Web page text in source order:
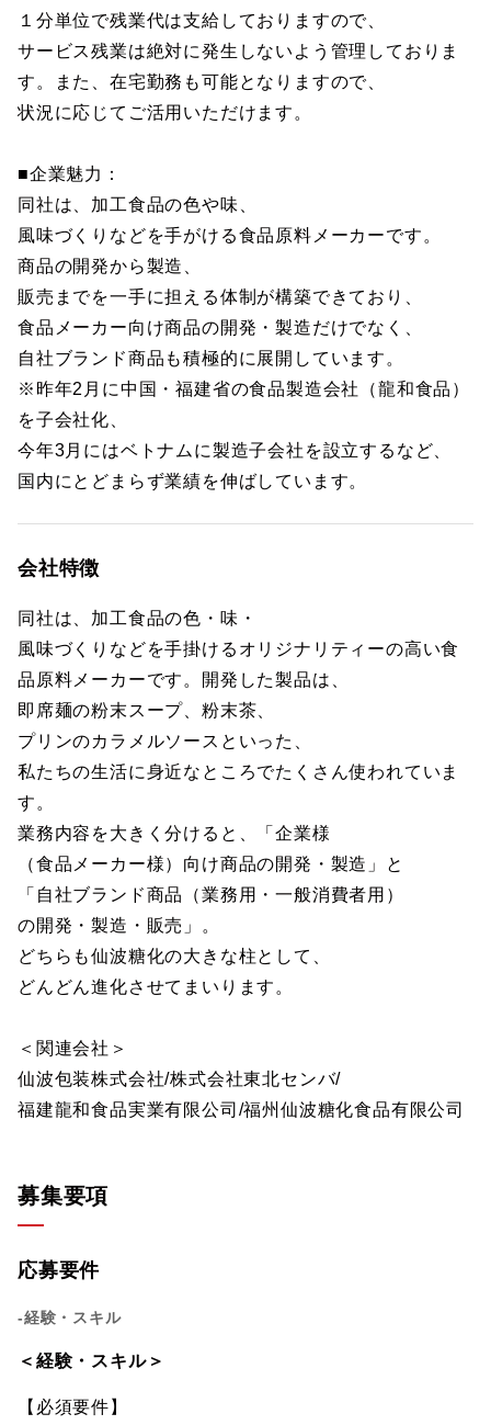
１分単位で残業代は支給しておりますので、
サービス残業は絶対に発生しないよう管理しておりま
す。また、在宅勤務も可能となりますので、
状況に応じてご活用いただけます。
■企業魅力：
同社は、加工食品の色や味、
風味づくりなどを手がける食品原料メーカーです。
商品の開発から製造、
販売までを一手に担える体制が構築できており、
食品メーカー向け商品の開発・製造だけでなく、
自社ブランド商品も積極的に展開しています。
※昨年2月に中国・福建省の食品製造会社（龍和食品）
を子会社化、
今年3月にはベトナムに製造子会社を設立するなど、
国内にとどまらず業績を伸ばしています。
会社特徴
同社は、加工食品の色・味・
風味づくりなどを手掛けるオリジナリティーの高い食
品原料メーカーです。開発した製品は、
即席麺の粉末スープ、粉末茶、
プリンのカラメルソースといった、
私たちの生活に身近なところでたくさん使われていま
す。
業務内容を大きく分けると、「企業様
（食品メーカー様）向け商品の開発・製造」と
「自社ブランド商品（業務用・一般消費者用）
の開発・製造・販売」。
どちらも仙波糖化の大きな柱として、
どんどん進化させてまいります。
＜関連会社＞
仙波包装株式会社/株式会社東北センバ/
福建龍和食品実業有限公司/福州仙波糖化食品有限公司
募集要項
応募要件
-経験・スキル
＜経験・スキル＞
【必須要件】